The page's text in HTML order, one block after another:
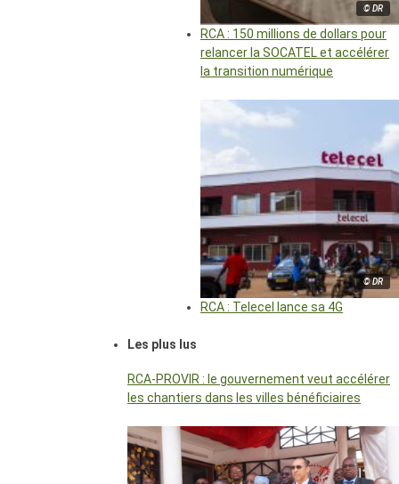
© DR
RCA : 150 millions de dollars pour
relancer la SOCATEL et accélérer
la transition numérique
© DR
RCA : Telecel lance sa 4G
Les plus lus
RCA-PROVIR : le gouvernement veut accélérer
les chantiers dans les villes bénéficiaires